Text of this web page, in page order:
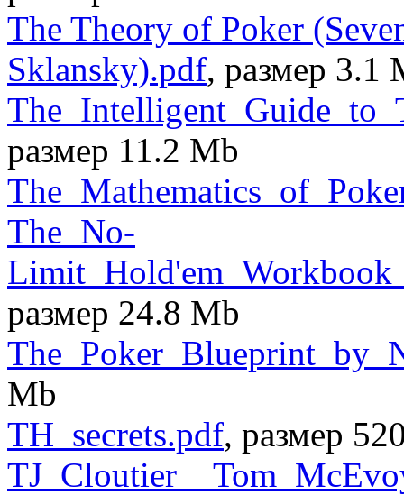
The Theory of Poker
Sklansky).pdf, размер 3.1
размер 11.2 Mb
The_No-
размер 24.8 Mb
Mb
TH_secrets.pdf, размер